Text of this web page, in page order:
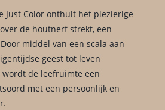
Just Color onthult het plezierige
de houtnerf strekt, een
middel van een scala aan
geest tot leven
de leefruimte een
met een persoonlijk en